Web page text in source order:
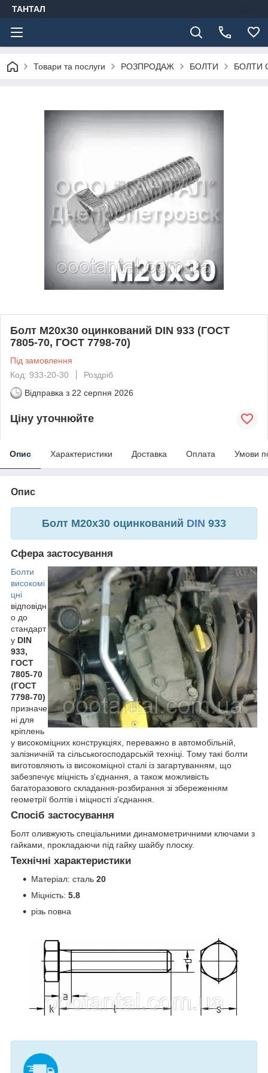
ТАНТАЛ
Товари та послуги РОЗПРОДАЖ БОЛТИ БОЛТИ
Болт М20х30 оцинкований DIN 933 (ГОСТ
7805-70, ГОСТ 7798-70)
Під замовлення
Код: 933-20-30
Роздріб
Відправка з 22 серпня 2026
Ціну уточнюйте
Опис Характеристики Доставка Оплата Умови
Опис
Болт М20х30 оцинкований DIN 933
Сфера застосування
Болти
високомі
цні
відповідн
о до
стандарт
у DIN
933,
ГОСТ
7805-70
(ГОСТ
7798-70)
призначе
ні для
кріплень
у високоміцних конструкціях, переважно в автомобільній,
залізничній та сільськогосподарській техніці. Тому такі болти
виготовляють із високоміцної сталі із загартуванням, що
забезпечує міцність з'єднання, а також можливість
багаторазового складання-розбирання зі збереженням
геометрії болтів і міцності з'єднання.
Спосіб застосування
Болт оливжують спеціальними динамометричними ключами з
гайками, прокладаючи під гайку шайбу плоску.
Технічні характеристики
Матеріал: сталь 20
Міцність: 5.8
різь повна